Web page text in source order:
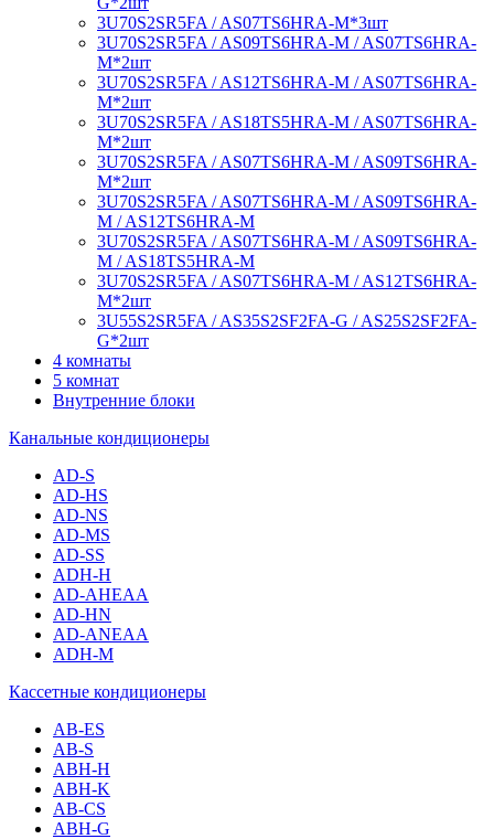
3U70S2SR5FA / AS07TS6HRA-M*3шт
3U70S2SR5FA / AS09TS6HRA-M / AS07TS6HRA-
M*2шт
3U70S2SR5FA / AS12TS6HRA-M / AS07TS6HRA-
M*2шт
3U70S2SR5FA / AS18TS5HRA-M / AS07TS6HRA-
M*2шт
3U70S2SR5FA / AS07TS6HRA-M / AS09TS6HRA-
M*2шт
3U70S2SR5FA / AS07TS6HRA-M / AS09TS6HRA-
M / AS12TS6HRA-M
3U70S2SR5FA / AS07TS6HRA-M / AS09TS6HRA-
M / AS18TS5HRA-M
3U70S2SR5FA / AS07TS6HRA-M / AS12TS6HRA-
M*2шт
3U55S2SR5FA / AS35S2SF2FA-G / AS25S2SF2FA-
G*2шт
4 комнаты
5 комнат
Внутренние блоки
Канальные кондиционеры
AD-S
AD-HS
AD-NS
AD-MS
AD-SS
ADH-H
AD-AHEAA
AD-HN
AD-ANEAA
ADH-M
Кассетные кондиционеры
AB-ES
AB-S
ABH-H
ABH-K
AB-CS
ABH-G